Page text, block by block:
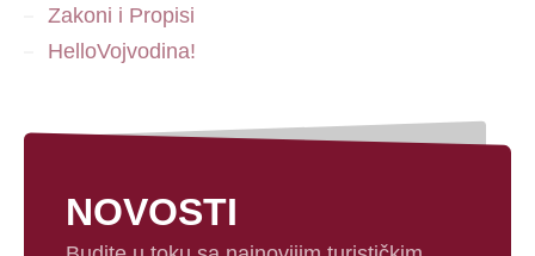
Zakoni i Propisi
HelloVojvodina!
NOVOSTI